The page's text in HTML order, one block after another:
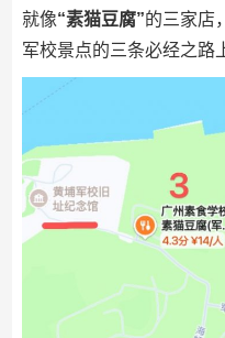
就像“素猫豆腐”的三家店
军校景点的三条必经之路